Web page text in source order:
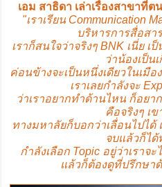
เอม สาธิดา เล่าเรื่องสาขาที่
"เราเรียน Communication
บริหารการสื่อสา
เราก็สนใจว่าจริงๆ BNK เนี่ย เ
ว่าน้องเป็น
ค่อนข้างจะเป็นหนึ่งเดียวในเมื
เราเลยกำลังจะ
ว่าเราอยากทำด้านไหน ก็อยา
คือจริงๆ เข
ทางมหาลัยก็บอกว่าเลื่อนไปได้
จบแล้วก็ได้
กำลังเลือก Topic อยู่ว่าเราจ
แล้วก็ต้องดูที่ปรึกษาด้